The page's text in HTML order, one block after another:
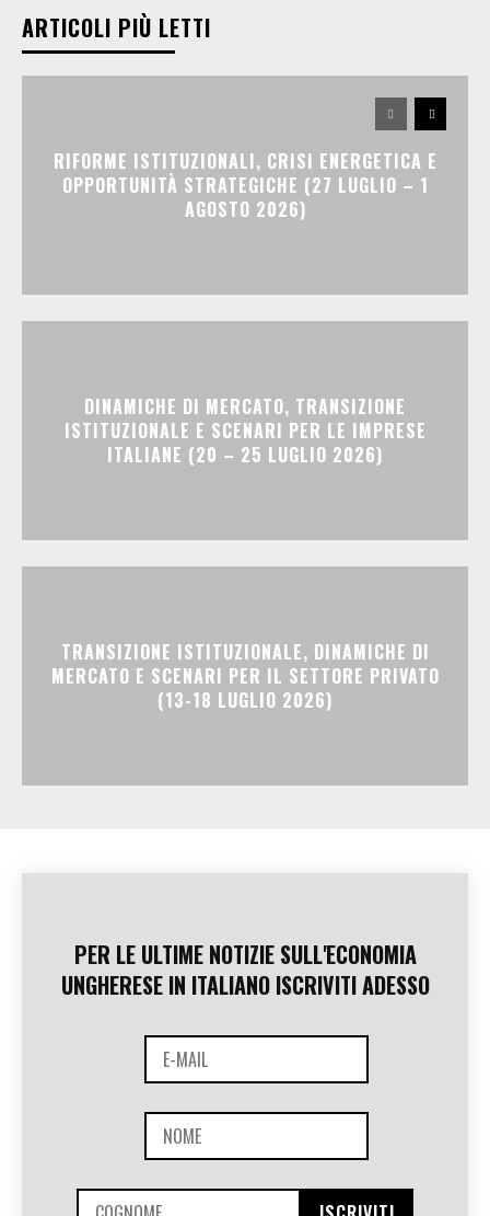
ARTICOLI PIÙ LETTI
RIFORME ISTITUZIONALI, CRISI ENERGETICA E
OPPORTUNITÀ STRATEGICHE (27 LUGLIO – 1
AGOSTO 2026)
DINAMICHE DI MERCATO, TRANSIZIONE
ISTITUZIONALE E SCENARI PER LE IMPRESE
ITALIANE (20 – 25 LUGLIO 2026)
TRANSIZIONE ISTITUZIONALE, DINAMICHE DI
MERCATO E SCENARI PER IL SETTORE PRIVATO
(13-18 LUGLIO 2026)
PER LE ULTIME NOTIZIE SULL'ECONOMIA
UNGHERESE IN ITALIANO ISCRIVITI ADESSO